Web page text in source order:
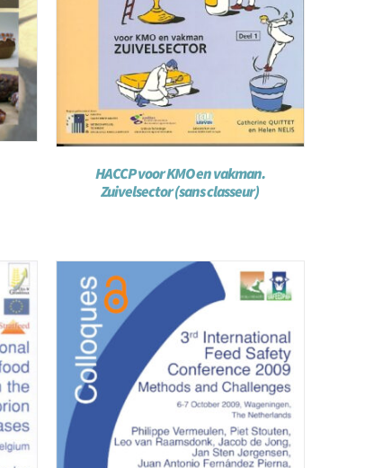
HACCP voor KMO en vakman.
Zuivelsector (sans classeur)